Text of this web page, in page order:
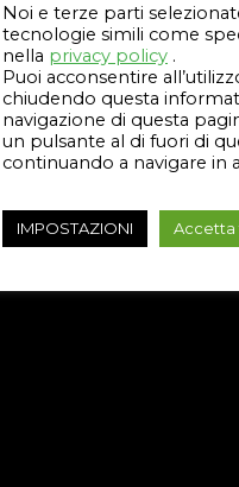
Noi e terze parti
tecnologie simili come
nella privacy policy .
Puoi acconsentire
chiudendo questa
navigazione di questa
un pulsante al di fuori di
continuando a navigare in
IMPOSTAZIONI Accetta